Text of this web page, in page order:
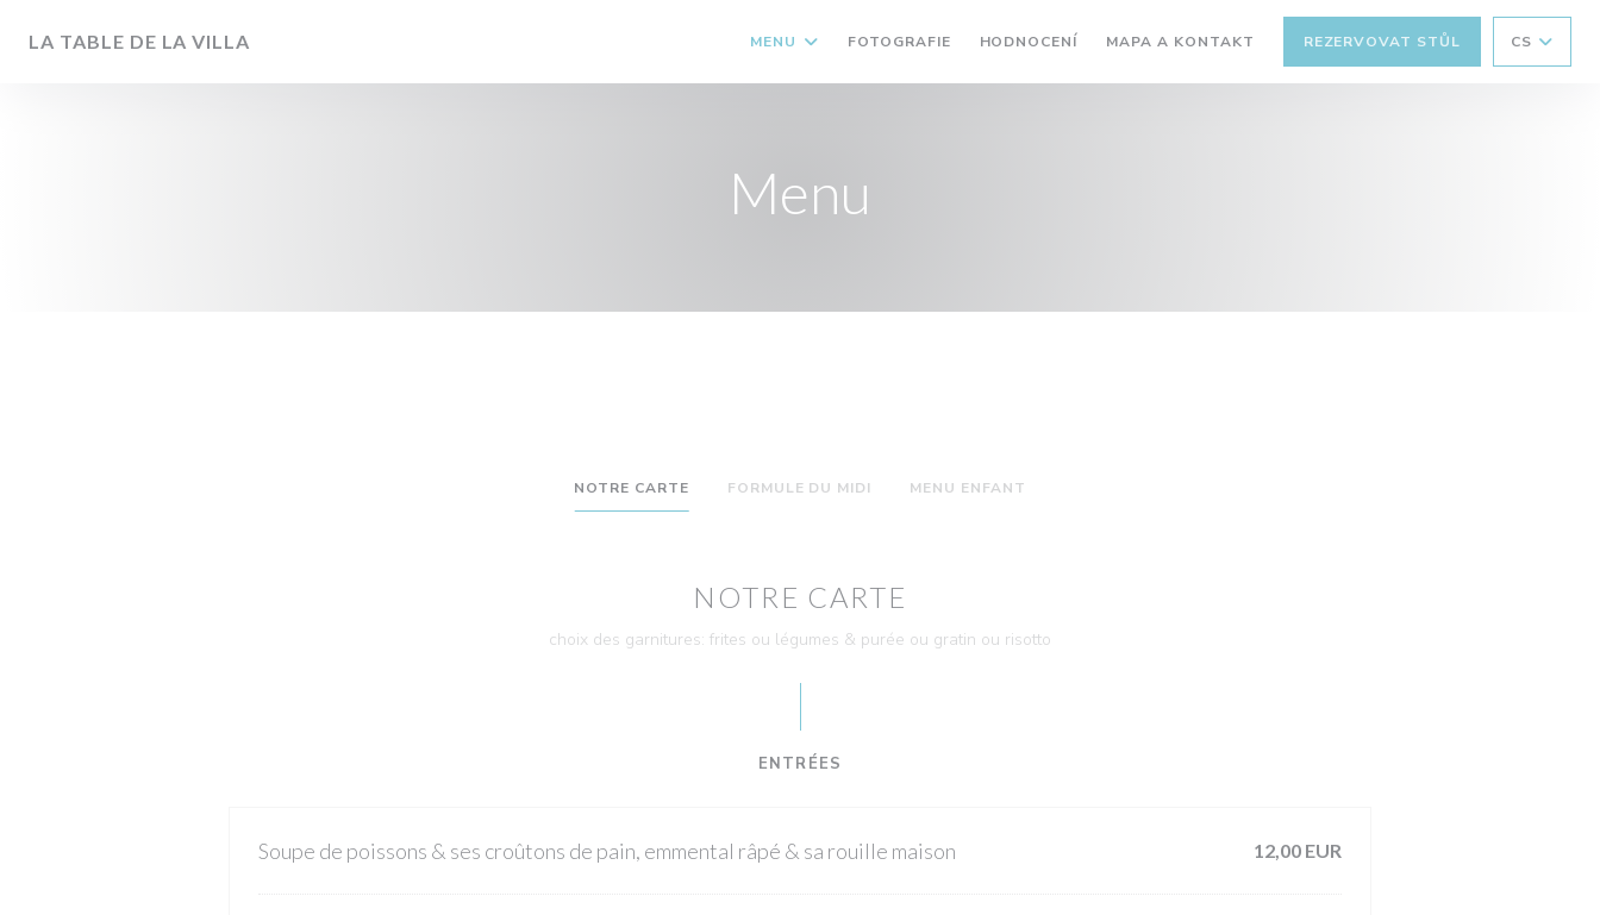
LA TABLE DE LA VILLA MENU FOTOGRAFIE HODNOCENÍ MAPA A KONTAKT REZERVOVAT STŮL CS
Menu
NOTRE CARTE FORMULE DU MIDI MENU ENFANT
NOTRE CARTE
choix des garnitures: frites ou légumes & purée ou gratin ou risotto
ENTRÉES
Soupe de poissons & ses croûtons de pain, emmental râpé & sa rouille maison 12,00 EUR